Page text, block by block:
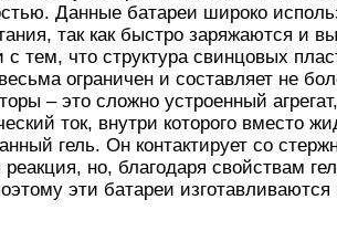
Данные батареи широко
так как быстро заряжаются и
с тем, что структура свинцовых
ограничен и составляет не
– это сложно устроенный
ток, внутри которого вместо
гель. Он контактирует со
реакция, но, благодаря свойствам
эти батареи